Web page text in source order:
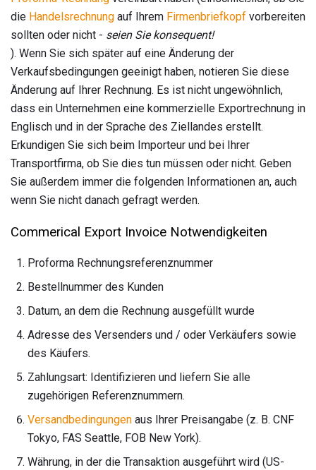
die Handelsrechnung auf Ihrem Firmenbriefkopf vorbereiten
sollten oder nicht - seien Sie konsequent!
). Wenn Sie sich später auf eine Änderung der
Verkaufsbedingungen geeinigt haben, notieren Sie diese
Änderung auf Ihrer Rechnung. Es ist nicht ungewöhnlich,
dass ein Unternehmen eine kommerzielle Exportrechnung in
Englisch und in der Sprache des Ziellandes erstellt.
Erkundigen Sie sich beim Importeur und bei Ihrer
Transportfirma, ob Sie dies tun müssen oder nicht. Geben
Sie außerdem immer die folgenden Informationen an, auch
wenn Sie nicht danach gefragt werden.
Commerical Export Invoice Notwendigkeiten
Proforma Rechnungsreferenznummer
Bestellnummer des Kunden
Datum, an dem die Rechnung ausgefüllt wurde
Adresse des Versenders und / oder Verkäufers sowie
des Käufers.
Zahlungsart: Identifizieren und liefern Sie alle
zugehörigen Referenznummern.
Versandbedingungen aus Ihrer Preisangabe (z. B. CNF
Tokyo, FAS Seattle, FOB New York).
Währung, in der die Transaktion ausgeführt wird (US-